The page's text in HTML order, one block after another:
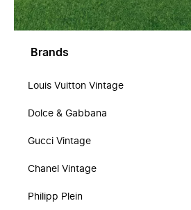
Brands
Louis Vuitton Vintage
Dolce & Gabbana
Gucci Vintage
Chanel Vintage
Philipp Plein